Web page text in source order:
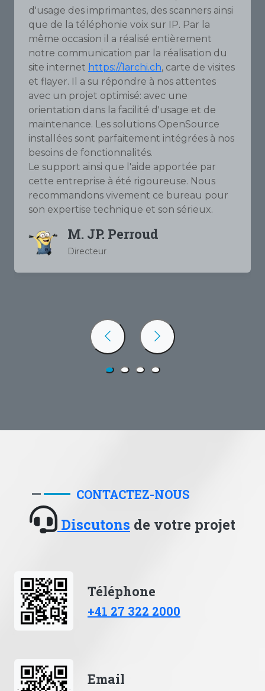
d'usage des imprimantes, des scanners ainsi
que de la téléphonie voix sur IP. Par la
même occasion il a réalisé entièrement
notre communication par la réalisation du
site internet https://1archi.ch, carte de visites
et flayer. Il a su répondre à nos attentes
avec un projet optimisé: avec une
orientation dans la facilité d'usage et de
maintenance. Les solutions OpenSource
installées sont parfaitement intégrées à nos
besoins de fonctionnalités.
Le support ainsi que l'aide apportée par
cette entreprise à été rigoureuse. Nous
recommandons vivement ce bureau pour
son expertise technique et son sérieux.
M. JP. Perroud
Directeur
CONTACTEZ-NOUS
Discutons de votre projet
Téléphone
+41 27 322 2000
Email